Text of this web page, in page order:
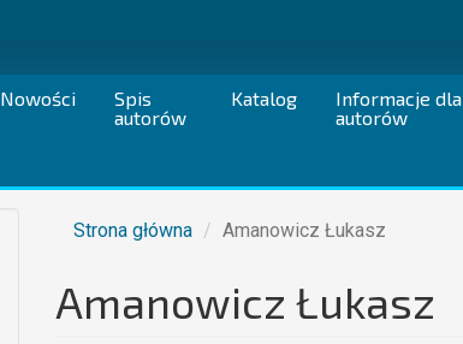
Nowości
Spis
autorów
Katalog
Informacje dla
autorów
Strona główna Amanowicz Łukasz
Amanowicz Łukasz